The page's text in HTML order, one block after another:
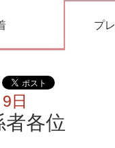
プ
日
者各位